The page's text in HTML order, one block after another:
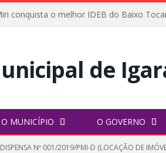
O MUNICÍPIO O GOVERNO
DISPENSA Nº 001/2019/PMI-D (LOCAÇÃO DE